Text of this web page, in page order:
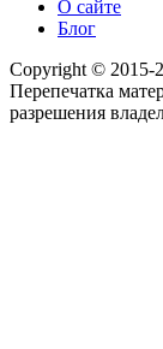
О сайте
Блог
Copyright © 2015-
Перепечатка
разрешения